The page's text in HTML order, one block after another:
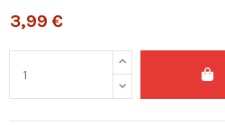
3,99 €